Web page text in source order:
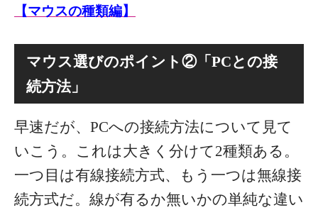
【マウスの種類編】
マウス選びのポイント②「PCとの接
続方法」
早速だが、PCへの接続方法について見て
いこう。これは大きく分けて2種類ある。
一つ目は有線接続方式、もう一つは無線接
続方式だ。線が有るか無いかの単純な違い